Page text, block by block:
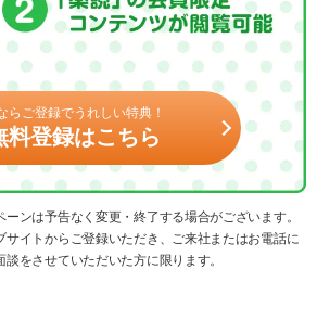
らご登録でうれしい特典！
料登録はこちら
ンは予告なく変更・終了する場合がございます。
イトからご登録いただき、ご来社またはお電話に
をさせていただいた方に限ります。